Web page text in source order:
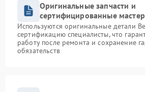
Оригинальные запчасти и
сертифицированные
Используются оригинальные детали
сертификацию специалисты, что
работу после ремонта и сохранение
обязательств